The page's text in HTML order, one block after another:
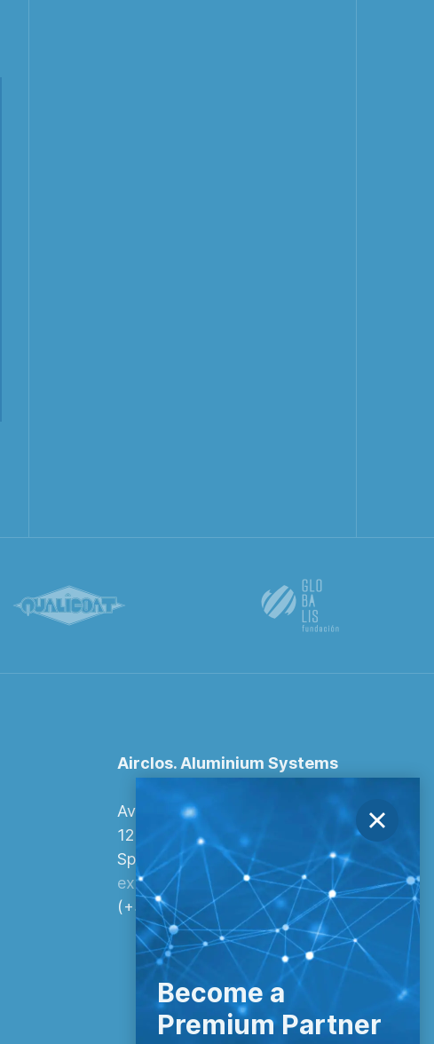
Airclos. Aluminium Systems
Avenida Europa, 103
12006 Castellón de la Plana,
Spanien.
export@airclos.com
(+34) 964 260 849
Become a
Premium Partner